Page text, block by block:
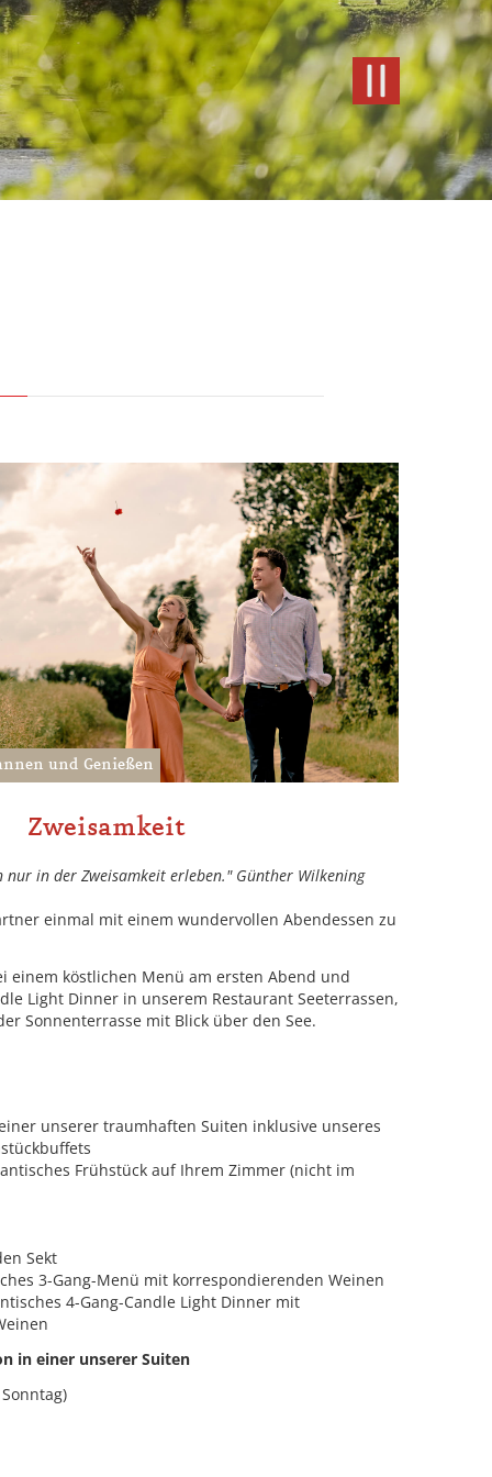
und Genießen
Zweisamkeit
nur in der Zweisamkeit erleben." Günther Wilkening
einmal mit einem wundervollen Abendessen zu
einem köstlichen Menü am ersten Abend und
Light Dinner in unserem Restaurant Seeterrassen,
Sonnenterrasse mit Blick über den See.
unserer traumhaften Suiten inklusive unseres
Frühstück auf Ihrem Zimmer (nicht im
Sekt
3-Gang-Menü mit korrespondierenden Weinen
4-Gang-Candle Light Dinner mit
in einer unserer Suiten